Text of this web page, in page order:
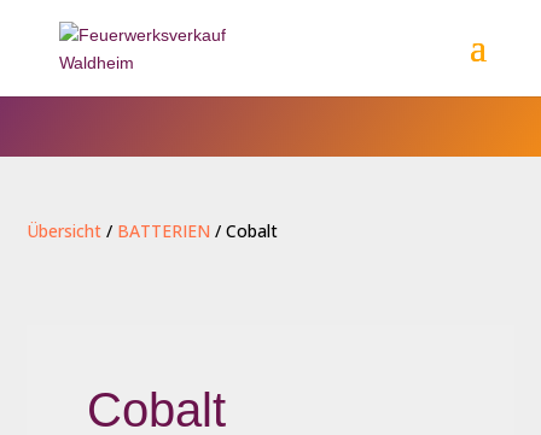
Übersicht / BATTERIEN / Cobalt
Cobalt